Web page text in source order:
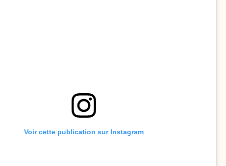
Voir cette publication sur Instagram